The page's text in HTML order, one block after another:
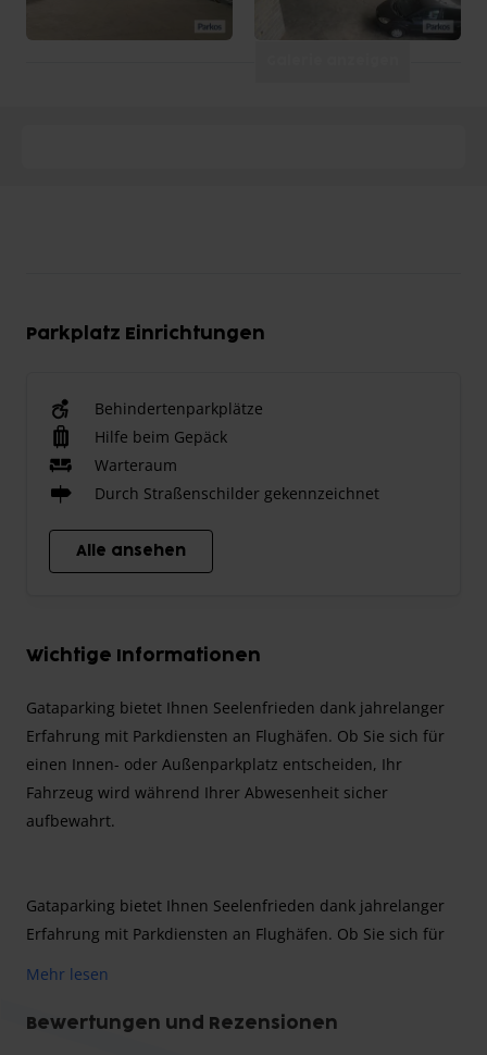
Parkplatz Einrichtungen
Behindertenparkplätze
Hilfe beim Gepäck
Warteraum
Durch Straßenschilder gekennzeichnet
Alle ansehen
Wichtige Informationen
Gataparking bietet Ihnen Seelenfrieden dank jahrelanger
Erfahrung mit Parkdiensten an Flughäfen. Ob Sie sich für
einen Innen- oder Außenparkplatz entscheiden, Ihr
Fahrzeug wird während Ihrer Abwesenheit sicher
aufbewahrt.
Gataparking bietet Ihnen Seelenfrieden dank jahrelanger
Erfahrung mit Parkdiensten an Flughäfen. Ob Sie sich für
aufbewahrt.
Mehr lesen
Bewertungen und Rezensionen